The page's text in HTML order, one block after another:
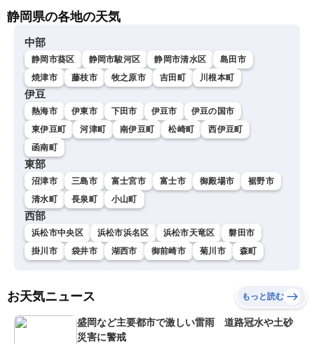
静岡県の各地の天気
中部
静岡市葵区 静岡市駿河区 静岡市清水区
島田市
焼津市
藤枝市 牧之原市 吉田町 川根本町
伊豆
熱海市 伊東市 下田市 伊豆市
伊豆の国市
東伊豆町
河津町 南伊豆町 松崎町
西伊豆町
函南町
東部
沼津市 三島市 富士宮市 富士市 御殿場市
裾野市
清水町
長泉町 小山町
西部
浜松市中央区 浜松市浜名区 浜松市天竜区
磐田市
掛川市
袋井市 湖西市 御前崎市 菊川市 森町
お天気ニュース もっと読む
盛岡など主要都市で激しい雷雨 道路冠水や土砂
災害に警戒